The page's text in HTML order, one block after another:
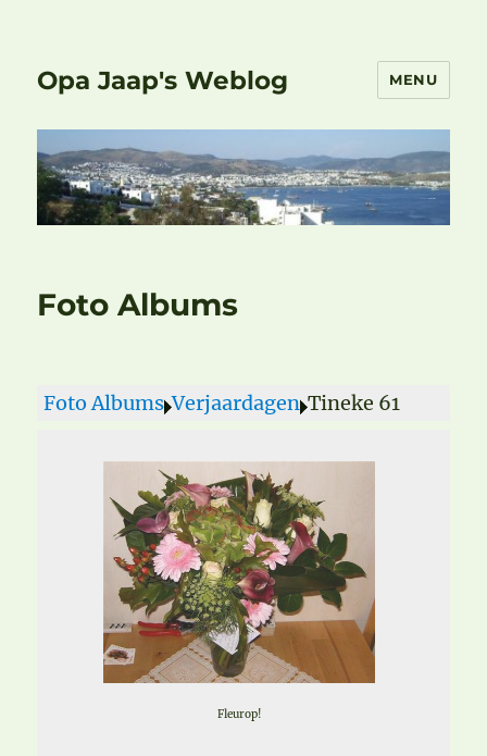
Opa Jaap's Weblog MENU
Foto Albums
Foto Albums Verjaardagen Tineke 61
Fleurop!